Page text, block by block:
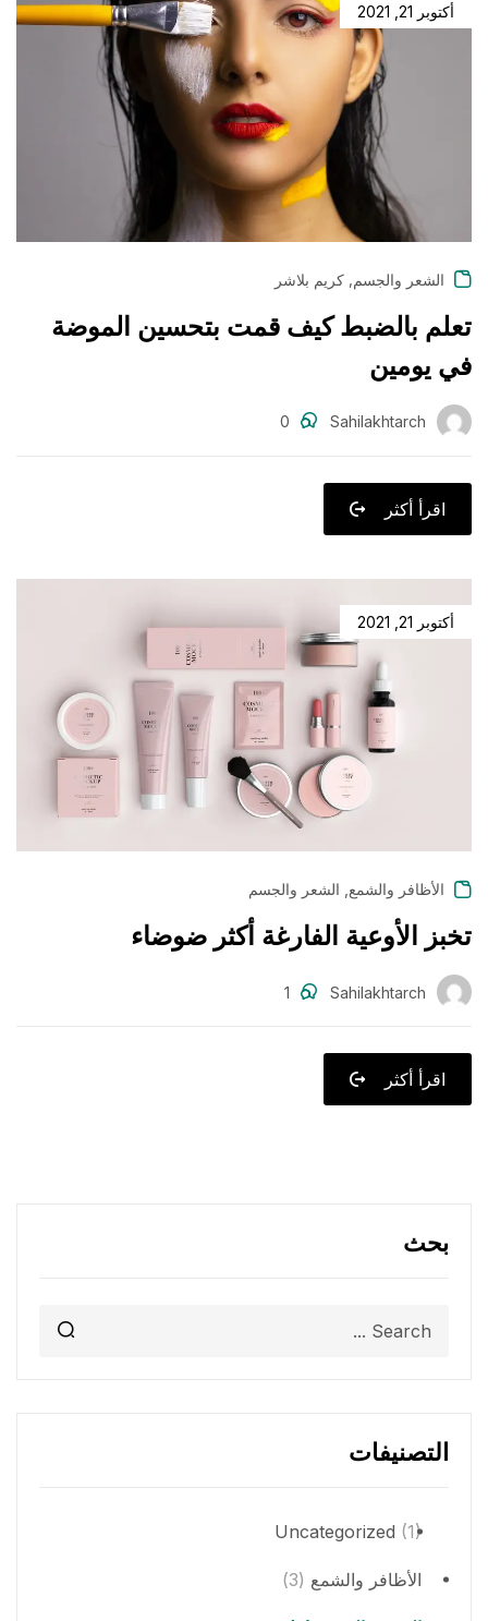
بحث
التصنيفات
Uncategorized (1)
الأظافر والشمع (3)
أكتوبر 21, 2021
الشعر والجسم كريم بلاشر
تعلم بالضبط كيف قمت بتحسين الموضة
في يومين
Sahilakhtarch
0
اقرأ أكثر
أكتوبر 21, 2021
الأظافر والشمع الشعر والجسم
تخبز الأوعية الفارغة أكثر ضوضاء
Sahilakhtarch
1
اقرأ أكثر